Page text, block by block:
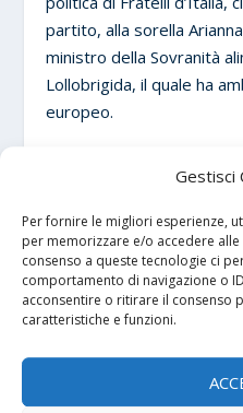
Gestisci
Per fornire le migliori esperienze,
per memorizzare e/o accedere
consenso a queste tecnologie ci
comportamento di navigazione o
acconsentire o ritirare il consenso
caratteristiche e funzioni.
partito, alla sorella
ministro della Sovranità
Lollobrigida, il quale ha
europeo.
logorate da aspettative
governo.
I sondaggi la mostrano
poiché l’opposizione PD
quando rimarrà disunita,